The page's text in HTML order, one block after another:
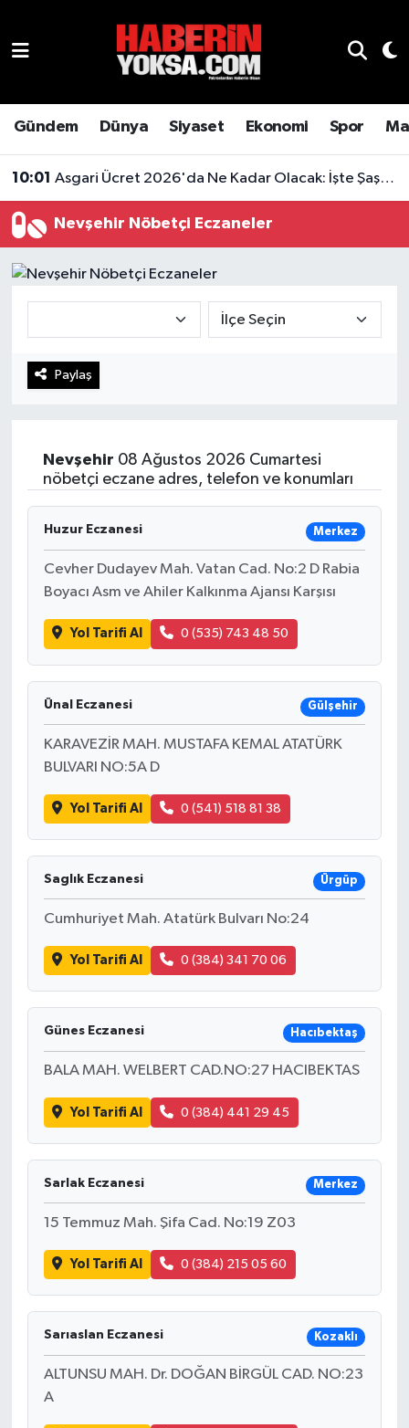
Gündem Dünya Siyaset Ekonomi Spor
10:01 Asgari Ücret 2026'da Ne Kadar Olacak: İşte Şaşırtan Rakam
Nevşehir Nöbetçi Eczaneler
Paylaş
Nevşehir 08 Ağustos 2026 Cumartesi
nöbetçi eczane adres, telefon ve konumları
Huzur Eczanesi Merkez
Cevher Dudayev Mah. Vatan Cad. No:2 D Rabia
Boyacı Asm ve Ahiler Kalkınma Ajansı Karşısı
Yol Tarifi Al 0 (535) 743 48 50
Ünal Eczanesi Gülşehir
KARAVEZİR MAH. MUSTAFA KEMAL ATATÜRK
BULVARI NO:5A D
Yol Tarifi Al 0 (541) 518 81 38
Saglık Eczanesi Ürgüp
Cumhuriyet Mah. Atatürk Bulvarı No:24
Yol Tarifi Al 0 (384) 341 70 06
Günes Eczanesi Hacıbektaş
BALA MAH. WELBERT CAD.NO:27 HACIBEKTAS
Yol Tarifi Al 0 (384) 441 29 45
Sarlak Eczanesi Merkez
15 Temmuz Mah. Şifa Cad. No:19 Z03
Yol Tarifi Al 0 (384) 215 05 60
Sarıaslan Eczanesi Kozaklı
ALTUNSU MAH. Dr. DOĞAN BİRGÜL CAD. NO:23
A
Gündem
Teknoloji
Yaşam
Hava Durumu
Haber Arşivi